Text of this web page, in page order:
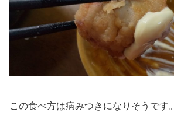
この食べ方は病みつきになりそうです。